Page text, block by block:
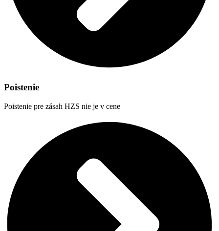
Poistenie
Poistenie pre zásah HZS nie je v cene